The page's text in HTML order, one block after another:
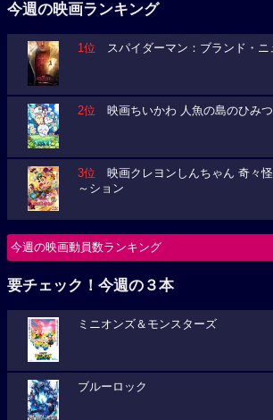
今週の映画ランキング
1位 スパイダーマン：ブランド・ニ
2位 映画ちいかわ 人魚の島のひみつ
3位 映画クレヨンしんちゃん 奇々
～ション
今週の映画動員数ランキング
要チェック！今週の３本
ミニオンズ＆モンスターズ
ブルーロック